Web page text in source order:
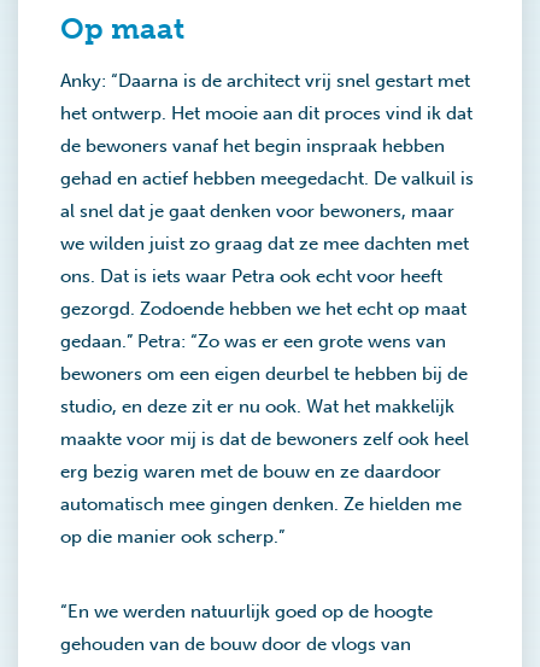
Op maat
Anky: “Daarna is de architect vrij snel gestart met
het ontwerp. Het mooie aan dit proces vind ik dat
de bewoners vanaf het begin inspraak hebben
gehad en actief hebben meegedacht. De valkuil is
al snel dat je gaat denken voor bewoners, maar
we wilden juist zo graag dat ze mee dachten met
ons. Dat is iets waar Petra ook echt voor heeft
gezorgd. Zodoende hebben we het echt op maat
gedaan.” Petra: “Zo was er een grote wens van
bewoners om een eigen deurbel te hebben bij de
studio, en deze zit er nu ook. Wat het makkelijk
maakte voor mij is dat de bewoners zelf ook heel
erg bezig waren met de bouw en ze daardoor
automatisch mee gingen denken. Ze hielden me
op die manier ook scherp.”
“En we werden natuurlijk goed op de hoogte
gehouden van de bouw door de vlogs van